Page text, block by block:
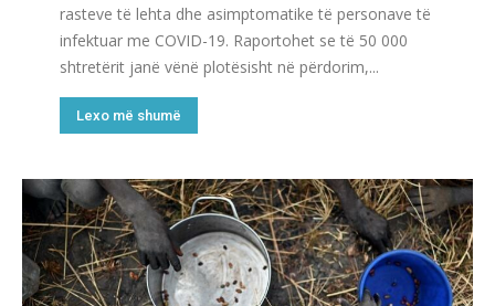
rasteve të lehta dhe asimptomatike të personave të
infektuar me COVID-19. Raportohet se të 50 000
shtretërit janë vënë plotësisht në përdorim,...
Lexo më shumë